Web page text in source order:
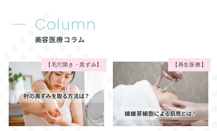
Column
美容医療コラム
【毛穴開き・黒ずみ】 【再生医療】